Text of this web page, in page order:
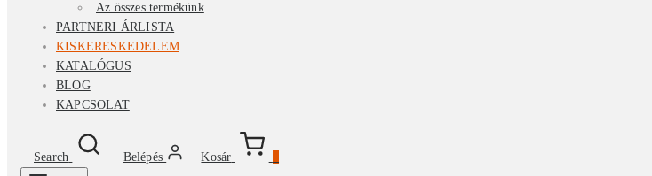
Az összes termékünk
PARTNERI ÁRLISTA
KISKERESKEDELEM
KATALÓGUS
BLOG
KAPCSOLAT
Search Belépés Kosár